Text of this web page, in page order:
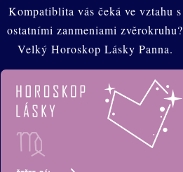
Kompatiblita vás čeká ve vztahu s
ostatními zanmeniami zvěrokruhu?
Velký Horoskop Lásky Panna.